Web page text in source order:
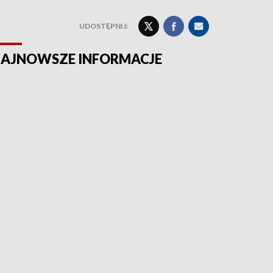
UDOSTĘPNIJ:
INFORMACJE